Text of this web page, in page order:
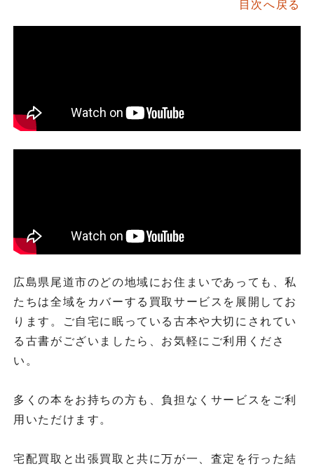
目次へ戻る
広島県尾道市のどの地域にお住まいであっても、私
たちは全域をカバーする買取サービスを展開してお
ります。ご自宅に眠っている古本や大切にされてい
る古書がございましたら、お気軽にご利用くださ
い。
多くの本をお持ちの方も、負担なくサービスをご利
用いただけます。
宅配買取と出張買取と共に万が一、査定を行った結